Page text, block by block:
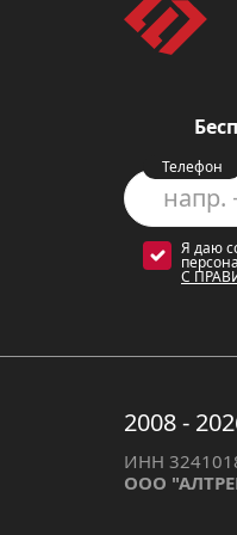
9, 5
вы
Телефон
Я даю
С
2008 -
ИНН
ООО